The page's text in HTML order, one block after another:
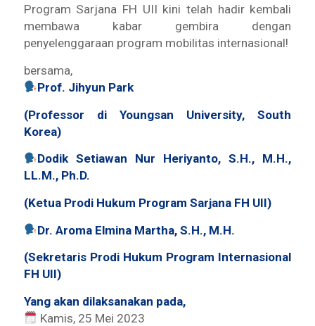
Program Sarjana FH UII kini telah hadir kembali
membawa kabar gembira dengan
penyelenggaraan program mobilitas internasional!
bersama,
Prof. Jihyun Park
(Professor di Youngsan University, South
Korea)
Dodik Setiawan Nur Heriyanto, S.H., M.H.,
LL.M., Ph.D.
(Ketua Prodi Hukum Program Sarjana FH UII)
Dr. Aroma Elmina Martha, S.H., M.H.
(Sekretaris Prodi Hukum Program Internasional
FH UII)
Yang akan dilaksanakan pada,
Kamis, 25 Mei 2023